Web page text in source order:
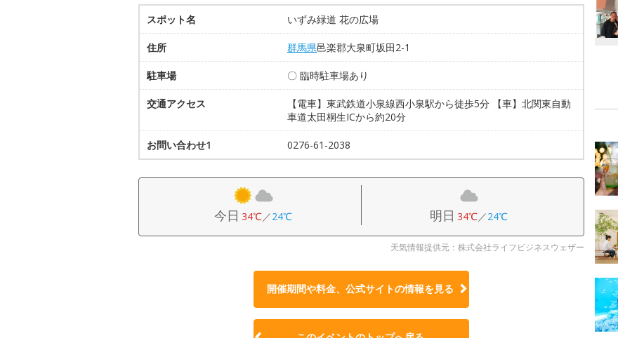
スポット名 いずみ緑道 花の広場
住所 群馬県邑楽郡大泉町坂田2-1
駐車場 〇 臨時駐車場あり
交通アクセス
【電車】東武鉄道小泉線西小泉駅から徒歩5分 【車】北関東自動
車道太田桐生ICから約20分
お問い合わせ1 0276-61-2038
今日 34℃／24℃ 明日 34℃／24℃
天気情報提供元：株式会社ライフビジネスウェザー
開催期間や料金、公式サイトの情報を見る